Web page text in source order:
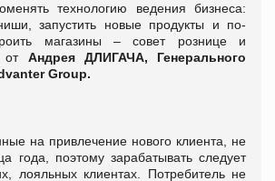
технологию ведения бизнеса:
запустить новые продукты и по-
магазины – совет рознице и
от Андрея ДЛИГАЧА, Генерального
Group.
на привлечение нового клиента, не
года, поэтому зарабатывать следует
лояльных клиентах. Потребитель не